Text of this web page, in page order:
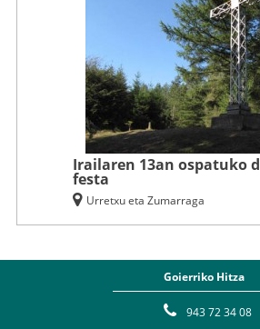
Irailaren 13an ospatuko
festa
Urretxu eta Zumarraga
Goierriko Hitza
943 72 34 08